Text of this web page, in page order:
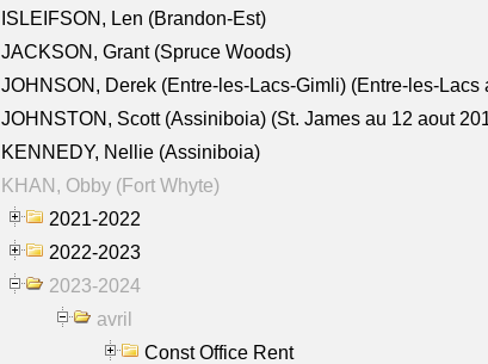
ISLEIFSON, Len (Brandon-Est)
JACKSON, Grant (Spruce Woods)
JOHNSON, Derek (Entre-les-Lacs-Gimli) (Entre-les-Lacs
JOHNSTON, Scott (Assiniboia) (St. James au 12 aout
KENNEDY, Nellie (Assiniboia)
KHAN, Obby (Fort Whyte)
2021-2022
2022-2023
2023-2024
avril
Const Office Rent